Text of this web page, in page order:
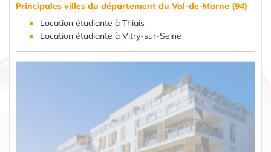
Principales villes du département du Val-de-Marne (94)
Location étudiante à Thiais
Location étudiante à Vitry-sur-Seine